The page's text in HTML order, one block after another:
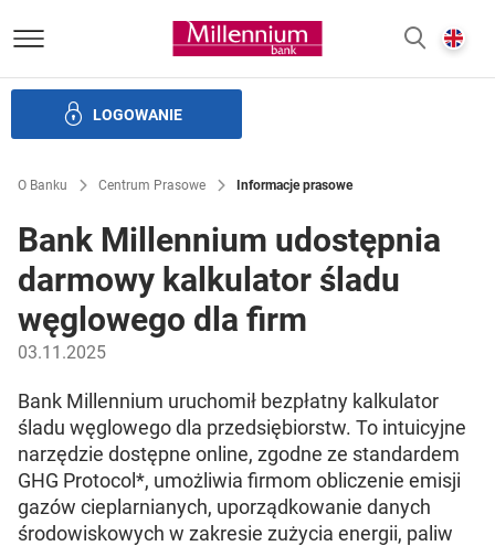
Bank Millennium homepage
LOGOWANIE
O Banku Centrum Prasowe Informacje prasowe
Bank Millennium udostępnia
darmowy kalkulator śladu
węglowego dla firm
03.11.2025
Bank Millennium uruchomił bezpłatny kalkulator
śladu węglowego dla przedsiębiorstw. To intuicyjne
narzędzie dostępne online, zgodne ze standardem
GHG Protocol*, umożliwia firmom obliczenie emisji
gazów cieplarnianych, uporządkowanie danych
środowiskowych w zakresie zużycia energii, paliw